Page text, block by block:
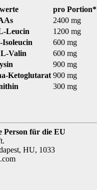
pro Portion*
2400 mg
Leucin
1200 mg
600 mg
Valin
600 mg
900 mg
Ketoglutarat 900 mg
300 mg
Person für die EU
HU, 1033